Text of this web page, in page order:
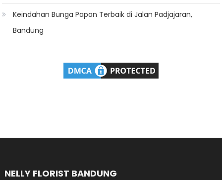
Keindahan Bunga Papan Terbaik di Jalan Padjajaran,
Bandung
NELLY FLORIST BANDUNG